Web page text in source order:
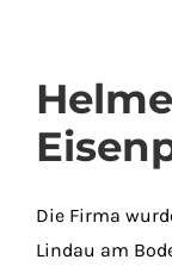
Die Firma
Lindau am